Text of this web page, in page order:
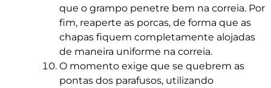
que o grampo penetre bem na correia. Por
fim, reaperte as porcas, de forma que as
chapas fiquem completamente alojadas
de maneira uniforme na correia.
O momento exige que se quebrem as
pontas dos parafusos, utilizando